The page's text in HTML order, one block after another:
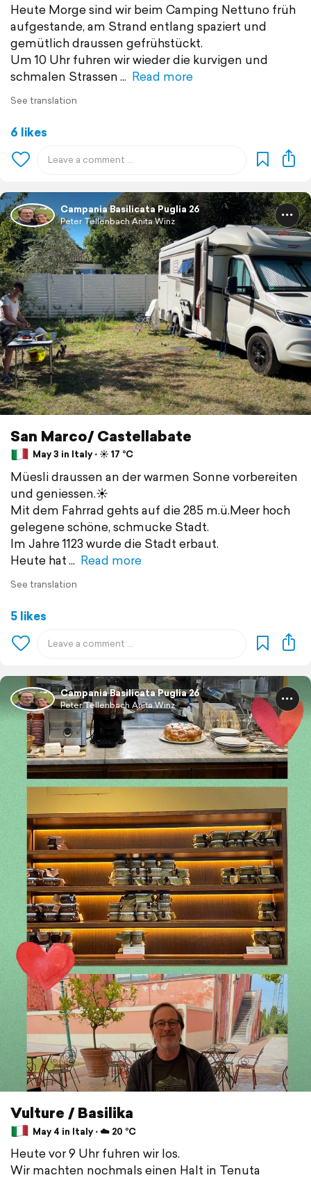
Heute Morge sind wir beim Camping Nettuno früh
aufgestande, am Strand entlang spaziert und
gemütlich draussen gefrühstückt.
Um 10 Uhr fuhren wir wieder die kurvigen und
schmalen Strassen
Read more
See translation
6 likes
Campania Basilicata Puglia 26
Peter Tellenbach Anita Winz
San Marco/ Castellabate
May 3 in Italy ⋅ ☀️ 17 °C
Müesli draussen an der warmen Sonne vorbereiten
und geniessen.☀️
Mit dem Fahrrad gehts auf die 285 m.ü.Meer hoch
gelegene schöne, schmucke Stadt.
Im Jahre 1123 wurde die Stadt erbaut.
Heute hat
Read more
See translation
5 likes
Campania Basilicata Puglia 26
Peter Tellenbach Anita Winz
Vulture / Basilika
May 4 in Italy ⋅ ☁️ 20 °C
Heute vor 9 Uhr fuhren wir los.
Wir machten nochmals einen Halt in Tenuta